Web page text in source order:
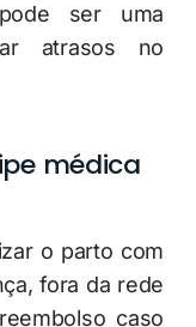
ser uma
atrasos no
médica
o parto com
fora da rede
caso